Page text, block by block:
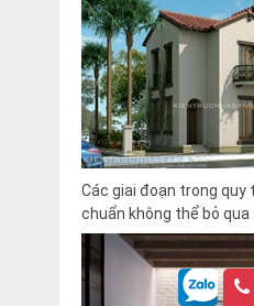
Các giai đoạn trong
chuẩn không thể bỏ qua